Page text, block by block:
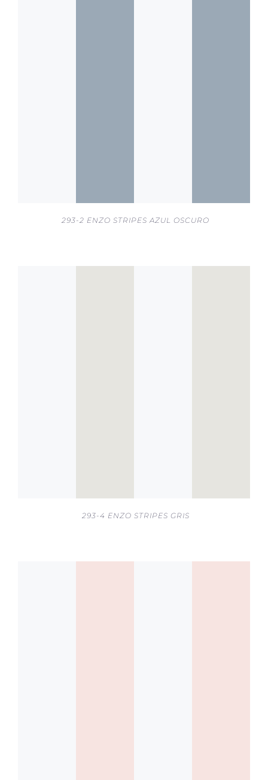
293-2 ENZO STRIPES AZUL OSCURO
293-4 ENZO STRIPES GRIS